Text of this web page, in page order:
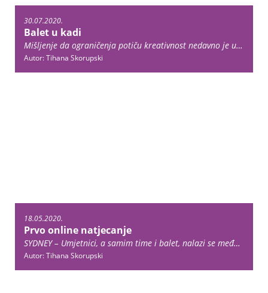
30.07.2020.
Balet u kadi
Mišljenje da ograničenja potiču kreativnost nedavno je u velikom stilu potvrdio novozelandski koreograf Corey Baker sa svojim najnovijim projektom Swan Lake Bath Ballet. Riječ je o baletu u kojem 27 profesionalnih balerina i baletana plešu moderniziranu verziju Labuđeg jezera u … Continue reading →
Autor: Tihana Skorupski
18.05.2020.
Prvo online natjecanje
SYDNEY – Umjetnici, a samim time i balet, nalazi se među najugroženijim industrijama koje je pogodila pandemija Covid-19. Brojne su predstave, premijere, gostovanja i natjecanja otkazana ili odgođena. No, mogućnosti komunikacije na daljinu potaknule su Austrijsku primabalerinu i koreografkinju, Sandru … Continue reading →
Autor: Tihana Skorupski